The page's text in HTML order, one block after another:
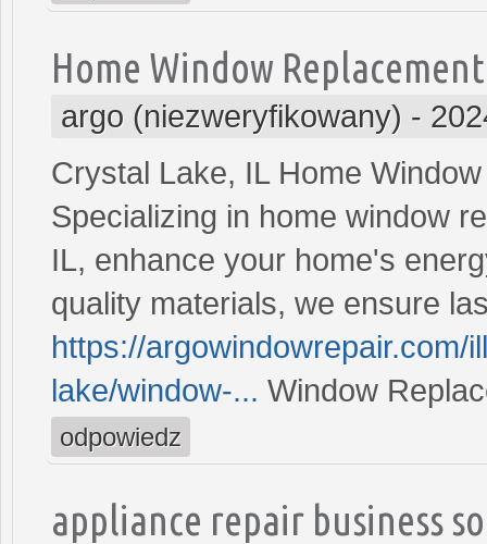
Home Window
argo (niezweryfikowany) -
Crystal Lake, IL Home
Specializing in home window
IL, enhance your home's
quality materials, we ensure
https://argowindowrepair.com/
lake/window-... Window
odpowiedz
appliance repair business